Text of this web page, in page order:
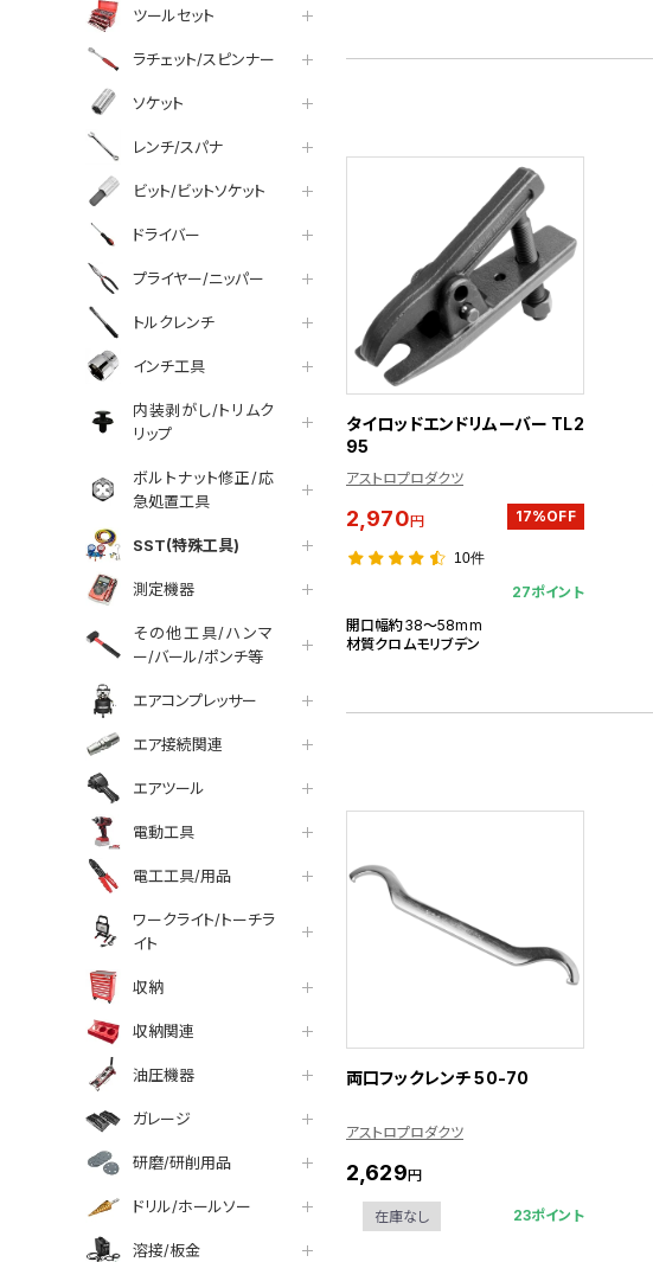
ツールセット
ラチェット/スピンナー
ソケット
レンチ/スパナ
ビット/ビットソケット
ドライバー
プライヤー/ニッパー
トルクレンチ
インチ工具
内装剥がし/トリムク
リップ
ボルトナット修正/応
急処置工具
SST(特殊工具)
測定機器
その他工具/ハンマ
ー/バール/ポンチ等
エアコンプレッサー
エア接続関連
エアツール
電動工具
電工工具/用品
ワークライト/トーチラ
イト
収納
収納関連
油圧機器
ガレージ
研磨/研削用品
ドリル/ホールソー
溶接/板金
タイロッドエンドリムーバー TL2
95
アストロプロダクツ
2,970円 17%OFF
10件
27ポイント
開口幅約38～58mm
材質クロムモリブデン
両口フックレンチ 50-70
アストロプロダクツ
2,629円
在庫なし 23ポイント